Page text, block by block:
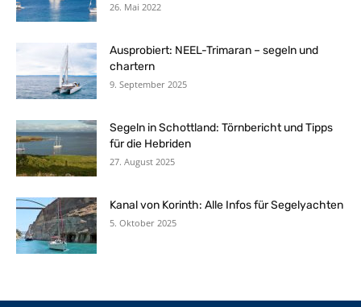
26. Mai 2022
Ausprobiert: NEEL-Trimaran – segeln und
chartern
9. September 2025
Segeln in Schottland: Törnbericht und Tipps
für die Hebriden
27. August 2025
Kanal von Korinth: Alle Infos für Segelyachten
5. Oktober 2025